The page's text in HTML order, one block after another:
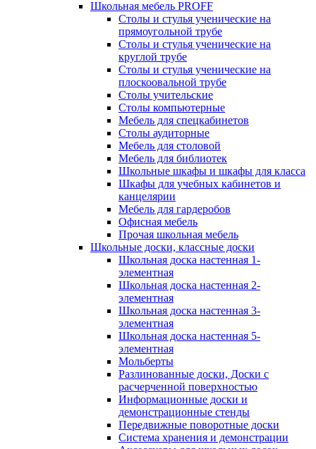
Школьная мебель PROFF
Столы и стулья ученические на
прямоугольной трубе
Столы и стулья ученические на
круглой трубе
Столы и стулья ученические на
плоскоовальной трубе
Столы учительские
Столы компьютерные
Мебель для спецкабинетов
Столы аудиторные
Мебель для столовой
Мебель для библиотек
Школьные шкафы и шкафы для класса
Шкафы для учебных кабинетов и
канцелярии
Мебель для гардеробов
Офисная мебель
Прочая школьная мебель
Школьные доски, классные доски
Школьная доска настенная 1-
элементная
Школьная доска настенная 2-
элементная
Школьная доска настенная 3-
элементная
Школьная доска настенная 5-
элементная
Мольберты
Разлинованные доски, Доски с
расчерченной поверхностью
Информационные доски и
демонстрационные стенды
Передвижные поворотные доски
Система хранения и демонстрации